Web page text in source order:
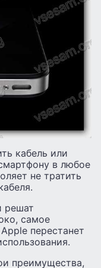
кабель или
в любое
не тратить
решат
самое
перестанет
преимущества,